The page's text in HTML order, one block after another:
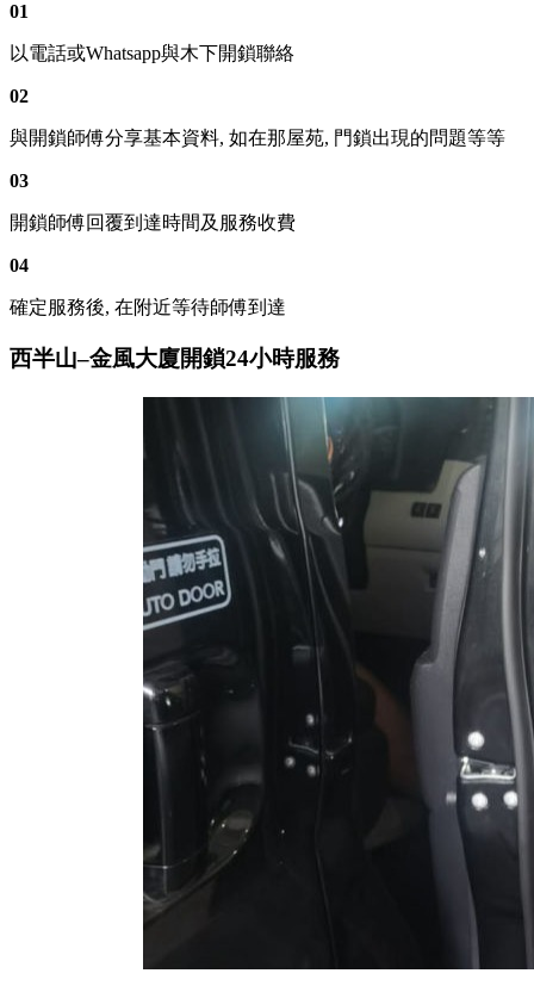
01
以電話或Whatsapp與木下開鎖聯絡
02
與開鎖師傅分享基本資料, 如在那屋苑, 門鎖出現的問題等等
03
開鎖師傅回覆到達時間及服務收費
04
確定服務後, 在附近等待師傅到達
西半山–金風大廈開鎖24小時服務